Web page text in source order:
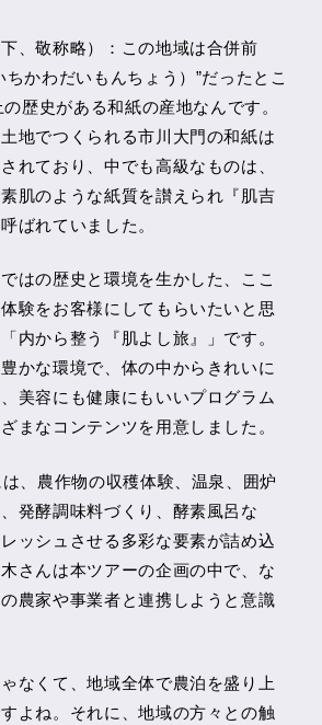
、敬称略）：この地域は合併前
ちかわだいもんちょう）”だったとこ
歴史がある和紙の産地なんです。
地でつくられる市川大門の和紙は
れており、中でも高級なものは、
肌のような紙質を讃えられ『肌吉
ばれていました。
はの歴史と環境を生かした、ここ
験をお客様にしてもらいたいと思
内から整う『肌よし旅』」です。
かな環境で、体の中からきれいに
美容にも健康にもいいプログラム
まなコンテンツを用意しました。
、農作物の収穫体験、温泉、囲炉
発酵調味料づくり、酵素風呂な
ッシュさせる多彩な要素が詰め込
さんは本ツアーの企画の中で、な
農家や事業者と連携しようと意識
なくて、地域全体で農泊を盛り上
よね。それに、地域の方々との触